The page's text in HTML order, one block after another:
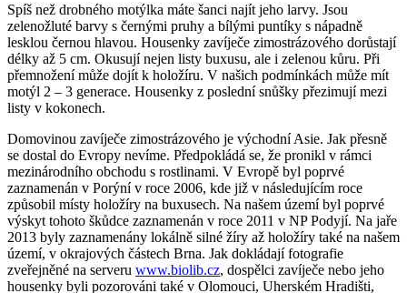
Spíš než drobného motýlka máte šanci najít jeho larvy. Jsou
zelenožluté barvy s černými pruhy a bílými puntíky s nápadně
lesklou černou hlavou. Housenky zavíječe zimostrázového dorůstají
délky až 5 cm. Okusují nejen listy buxusu, ale i zelenou kůru. Při
přemnožení může dojít k holožíru. V našich podmínkách může mít
motýl 2 – 3 generace. Housenky z poslední snůšky přezimují mezi
listy v kokonech.
Domovinou zavíječe zimostrázového je východní Asie. Jak přesně
se dostal do Evropy nevíme. Předpokládá se, že pronikl v rámci
mezinárodního obchodu s rostlinami. V Evropě byl poprvé
zaznamenán v Porýní v roce 2006, kde již v následujícím roce
způsobil místy holožíry na buxusech. Na našem území byl poprvé
výskyt tohoto škůdce zaznamenán v roce 2011 v NP Podyjí. Na jaře
2013 byly zaznamenány lokálně silné žíry až holožíry také na našem
území, v okrajových částech Brna. Jak dokládají fotografie
zveřejněné na serveru www.biolib.cz, dospělci zavíječe nebo jeho
housenky byli pozorováni také v Olomouci, Uherském Hradišti,